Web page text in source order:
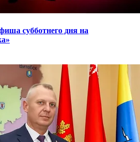
субботнего дня на